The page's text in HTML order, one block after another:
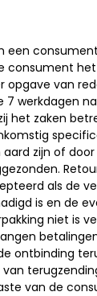
een
consument
opgave van
7 werkdagen
het zaken
aard zijn of
als de
is en de
niet is
ontbinding
van de